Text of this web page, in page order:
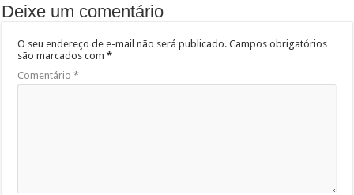
Deixe um comentário
O seu endereço de e-mail não será publicado. Campos obrigatórios
são marcados com*
Comentário*